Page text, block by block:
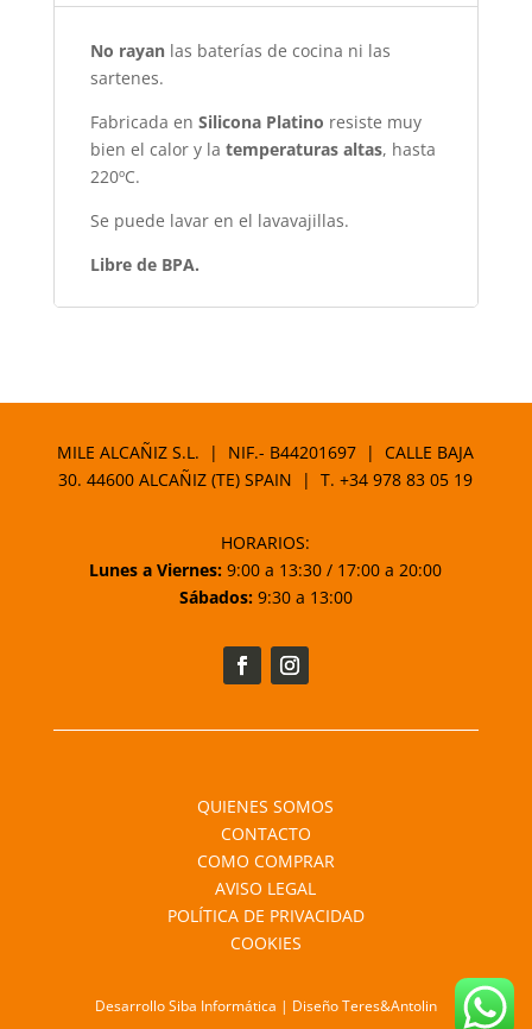
No rayanlas baterías de cocina ni las
sartenes.
Fabricada en Silicona Platino resiste muy
bien el calor y la temperaturas altas, hasta
220ºC.
Se puede lavar en el lavavajillas.
Libre de BPA.
MILE ALCAÑIZ S.L. | NIF.- B44201697 | CALLE BAJA
30. 44600 ALCAÑIZ (TE) SPAIN | T.+34 978 83 05 19
HORARIOS:
Lunes a Viernes: 9:00 a 13:30 / 17:00 a 20:00
Sábados:9:30 a 13:00
QUIENES SOMOS
CONTACTO
COMO COMPRAR
AVISO LEGAL
POLÍTICA DE PRIVACIDAD
COOKIES
Desarrollo Siba Informática | Diseño Teres&Antolin